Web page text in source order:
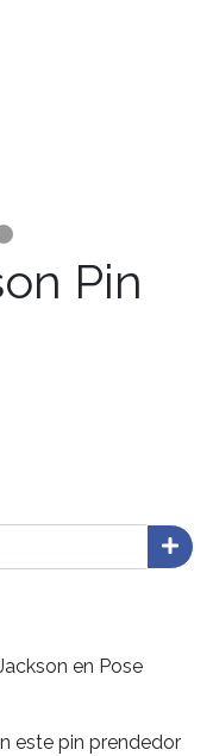
Pin
en Pose
este pin prendedor